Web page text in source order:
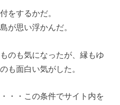
をするかだ。
が思い浮かんだ。
のも気になったが、縁もゆ
も面白い気がした。
・・この条件でサイト内を